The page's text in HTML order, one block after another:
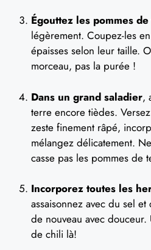
Égouttez les pommes
légèrement. Coupez-les
épaisses selon leur taille.
morceau, pas la purée !
Dans un grand saladier,
terre encore tièdes.
zeste finement râpé,
mélangez délicatement.
casse pas les pommes de
Incorporez toutes les
assaisonnez avec du sel
de nouveau avec
de chili là!